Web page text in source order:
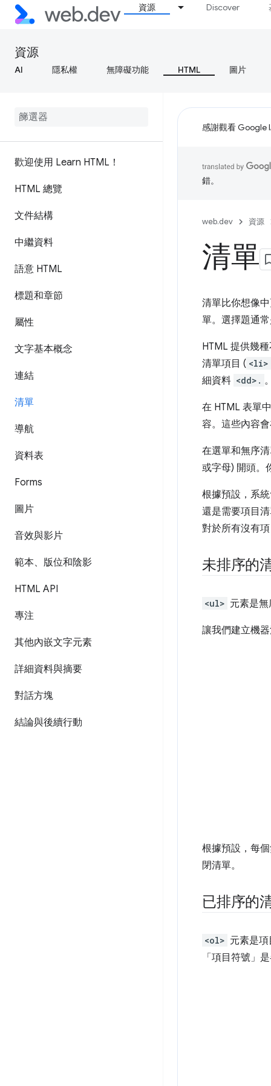
資源 Discover
資源
AI 隱私權 無障礙功能 HTML 圖片
歡迎使用 Learn HTML！
HTML 總覽
文件結構
中繼資料
語意 HTML
標題和章節
屬性
文字基本概念
連結
清單
導航
資料表
Forms
圖片
音效與影片
範本、版位和陰影
HTML API
專注
其他內嵌文字元素
詳細資料與摘要
對話方塊
結論與後續行動
感謝觀看 Google
錯。
web.dev 資源
清單
清單比你想像
單。選擇題通
HTML 提供幾
清單項目 ( <li>
細資料 <dd>.
在 HTML 表單
容。這些內容
在選單和無序
或字母) 開頭。
根據預設，系
還是需要項目
對於所有沒有
未排序的
<ul> 元素是
讓我們建立機
根據預設，每
閉清單。
已排序的
<ol> 元素是
「項目符號」